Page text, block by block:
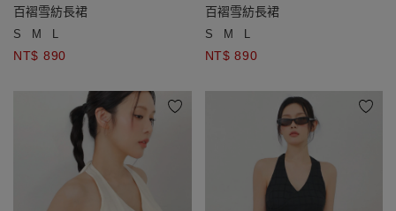
百褶雪紡長裙
S M L
NT$ 890
百褶雪紡長裙
S M L
NT$ 890